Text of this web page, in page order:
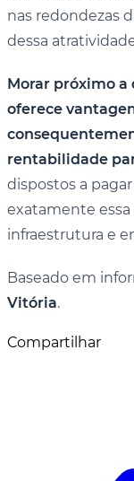
nas redondezas
dessa
Morar próximo a
oferece
rentabilidade
dispostos a
exatamente
infraestrutura e
Baseado em
Vitória.
Compartilhar